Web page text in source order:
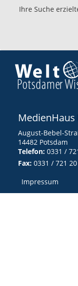
Ihre Suche
August-Bebel-
14482 Potsdam
Telefon: 0331 /
Fax: 0331 / 721
Impressum